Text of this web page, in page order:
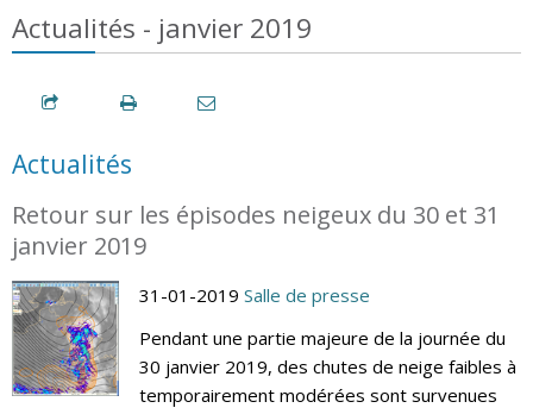
Actualités - janvier 2019
Actualités
Retour sur les épisodes neigeux du 30 et 31
janvier 2019
31-01-2019 Salle de presse
Pendant une partie majeure de la journée du
30 janvier 2019, des chutes de neige faibles à
temporairement modérées sont survenues